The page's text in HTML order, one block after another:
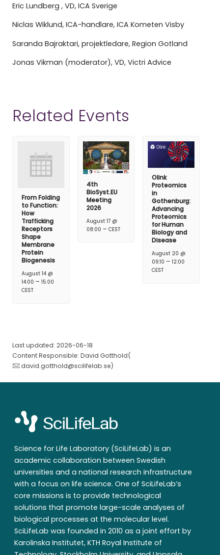
Eric Lundberg , VD, ICA Sverige
Niclas Wiklund, ICA-handlare, ICA Kometen Visby
Saranda Bajraktari, projektledare, Region Gotland
Jonas Vikman (moderator), VD, Victri Advice
Related Events
From Folding
to Function:
How
Trafficking
Receptors
Shape
Membrane
Protein
Biogenesis
August 14 @
14:00 – 15:00
CEST
4th
BioSyst.EU
Meeting
2026
August 17 @
08:00 –CEST
Olink
Proteomics
in
Gothenburg:
Advancing
Proteomics
for Human
Biology and
Disease
August 20 @
09:10 – 12:00
CEST
Last updated: 2026-06-18
Content Responsible: David Gotthold(
david.gotthold@scilifelab.se)
Science for Life Laboratory (SciLifeLab) is an
academic collaboration between Swedish
universities and a national research infrastructure
with a focus on life science. One of SciLifeLab’s
core missions is to provide technological
solutions that promote large-scale analyses of
biological processes at the molecular level.
SciLifeLab was founded in 2010 as a joint effort by
Karolinska Institutet, KTH Royal Institute of